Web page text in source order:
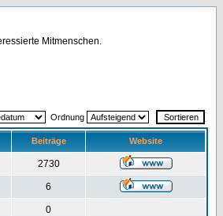
Mitmenschen.
Ordnung
Beiträge Website
2730
6
0